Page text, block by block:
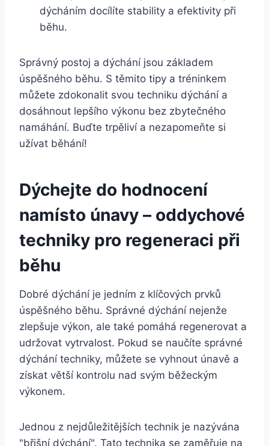
dýcháním docílíte stability a efektivity při
běhu.
Správný postoj a dýchání jsou základem
úspěšného běhu. S těmito tipy a tréninkem
můžete zdokonalit svou techniku dýchání a
dosáhnout lepšího výkonu bez zbytečného
namáhání. Buďte trpěliví a nezapomeňte si
užívat běhání!
Dýchejte do hodnocení
namísto únavy – oddychové
techniky pro regeneraci při
běhu
Dobré dýchání je jedním z klíčových prvků
úspěšného běhu. Správné dýchání nejenže
zlepšuje výkon, ale také pomáhá regenerovat a
udržovat vytrvalost. Pokud se naučíte správné
dýchání techniky, můžete se vyhnout únavě a
získat větší kontrolu nad svým běžeckým
výkonem.
Jednou z nejdůležitějších technik je nazývána
"břišní dýchání". Tato technika se zaměřuje na